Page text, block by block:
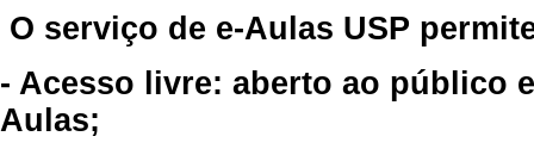
O serviço de e-Aulas USP
- Acesso livre: aberto ao público
Aulas;